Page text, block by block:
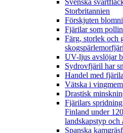
Storbritannien
Förskjuten
Fjärilar som
Färg, storlek och
UV-ljus avslöjar
Sydrovfjäril har
Handel med
Vätska i
Drastisk
Fjärilars
Finland under
landskapstyp och
Spanska